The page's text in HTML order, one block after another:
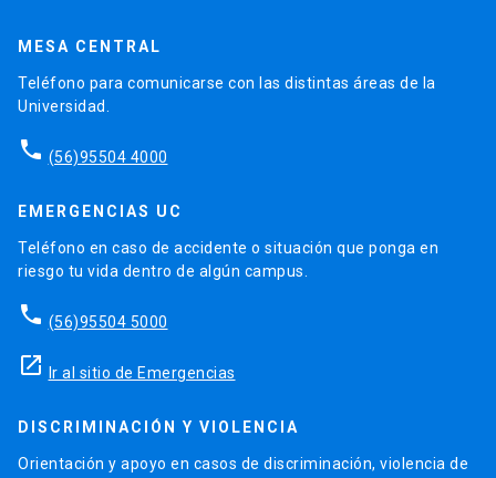
MESA CENTRAL
Teléfono para comunicarse con las distintas áreas de la
Universidad.
phone (56)95504 4000
EMERGENCIAS UC
Teléfono en caso de accidente o situación que ponga en
riesgo tu vida dentro de algún campus.
phone (56)95504 5000
launch Ir al sitio de Emergencias
DISCRIMINACIÓN Y VIOLENCIA
Orientación y apoyo en casos de discriminación, violencia de